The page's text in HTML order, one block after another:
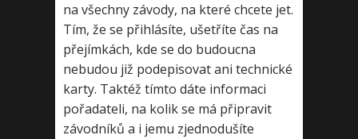
na všechny závody, na které chcete jet.
Tím, že se přihlásíte, ušetříte čas na
přejímkách, kde se do budoucna
nebudou již podepisovat ani technické
karty. Taktéž tímto dáte informaci
pořadateli, na kolik se má připravit
závodníků a i jemu zjednodušíte